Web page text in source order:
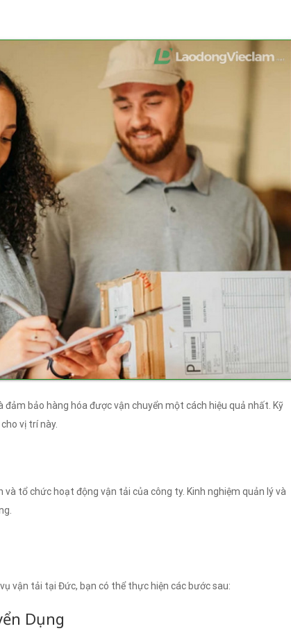
đảm bảo hàng hóa được vận chuyển một cách hiệu quả nhất. Kỹ
vị trí này.
tổ chức hoạt động vận tải của công ty. Kinh nghiệm quản lý và
vận tải tại Đức, bạn có thể thực hiện các bước sau:
Dụng